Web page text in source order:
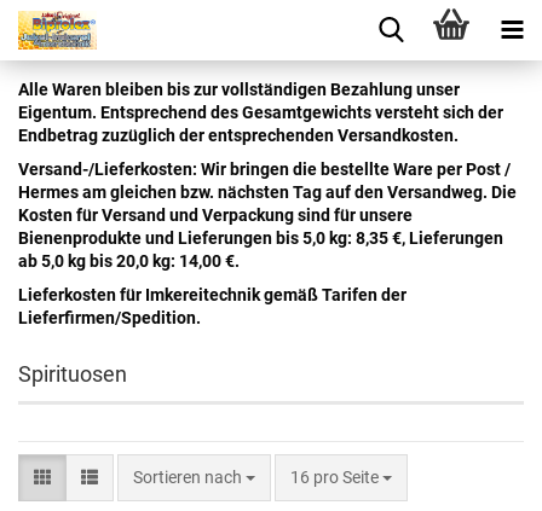
Alle Waren bleiben bis zur vollständigen Bezahlung unser
Eigentum. Entsprechend des Gesamtgewichts versteht sich der
Endbetrag zuzüglich der entsprechenden Versandkosten.
Versand-/Lieferkosten: Wir bringen die bestellte Ware per Post /
Hermes am gleichen bzw. nächsten Tag auf den Versandweg. Die
Kosten für Versand und Verpackung sind für unsere
Bienenprodukte und Lieferungen bis 5,0 kg: 8,35 €, Lieferungen
ab 5,0 kg bis 20,0 kg: 14,00 €.
Lieferkosten für Imkereitechnik gemäß Tarifen der
Lieferfirmen/Spedition.
Spirituosen
Sortieren nach 16 pro Seite